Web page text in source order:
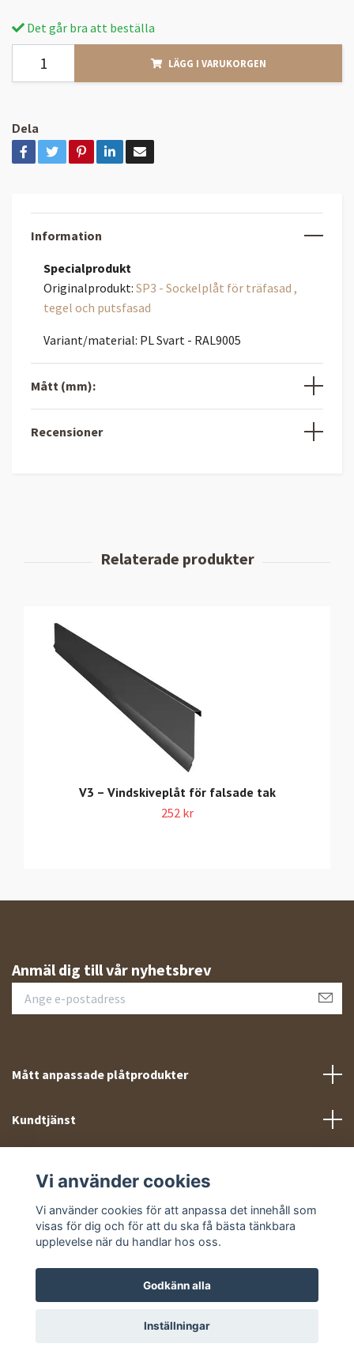
Det går bra att beställa
LÄGG I VARUKORGEN
Dela
Information
Specialprodukt
Originalprodukt: SP3 - Sockelplåt för träfasad ,
tegel och putsfasad
Variant/material: PL Svart - RAL9005
Mått (mm):
Recensioner
V3 – Vindskiveplåt för falsade tak
252 kr
Anmäl dig till vår nyhetsbrev
Mått anpassade plåtprodukter
Kundtjänst
Sociala medier
© 2026 Takprofiler.se
Vi använder cookies
Vi använder cookies för att anpassa det innehåll som
visas för dig och för att du ska få bästa tänkbara
upplevelse när du handlar hos oss.
Godkänn alla
Inställningar